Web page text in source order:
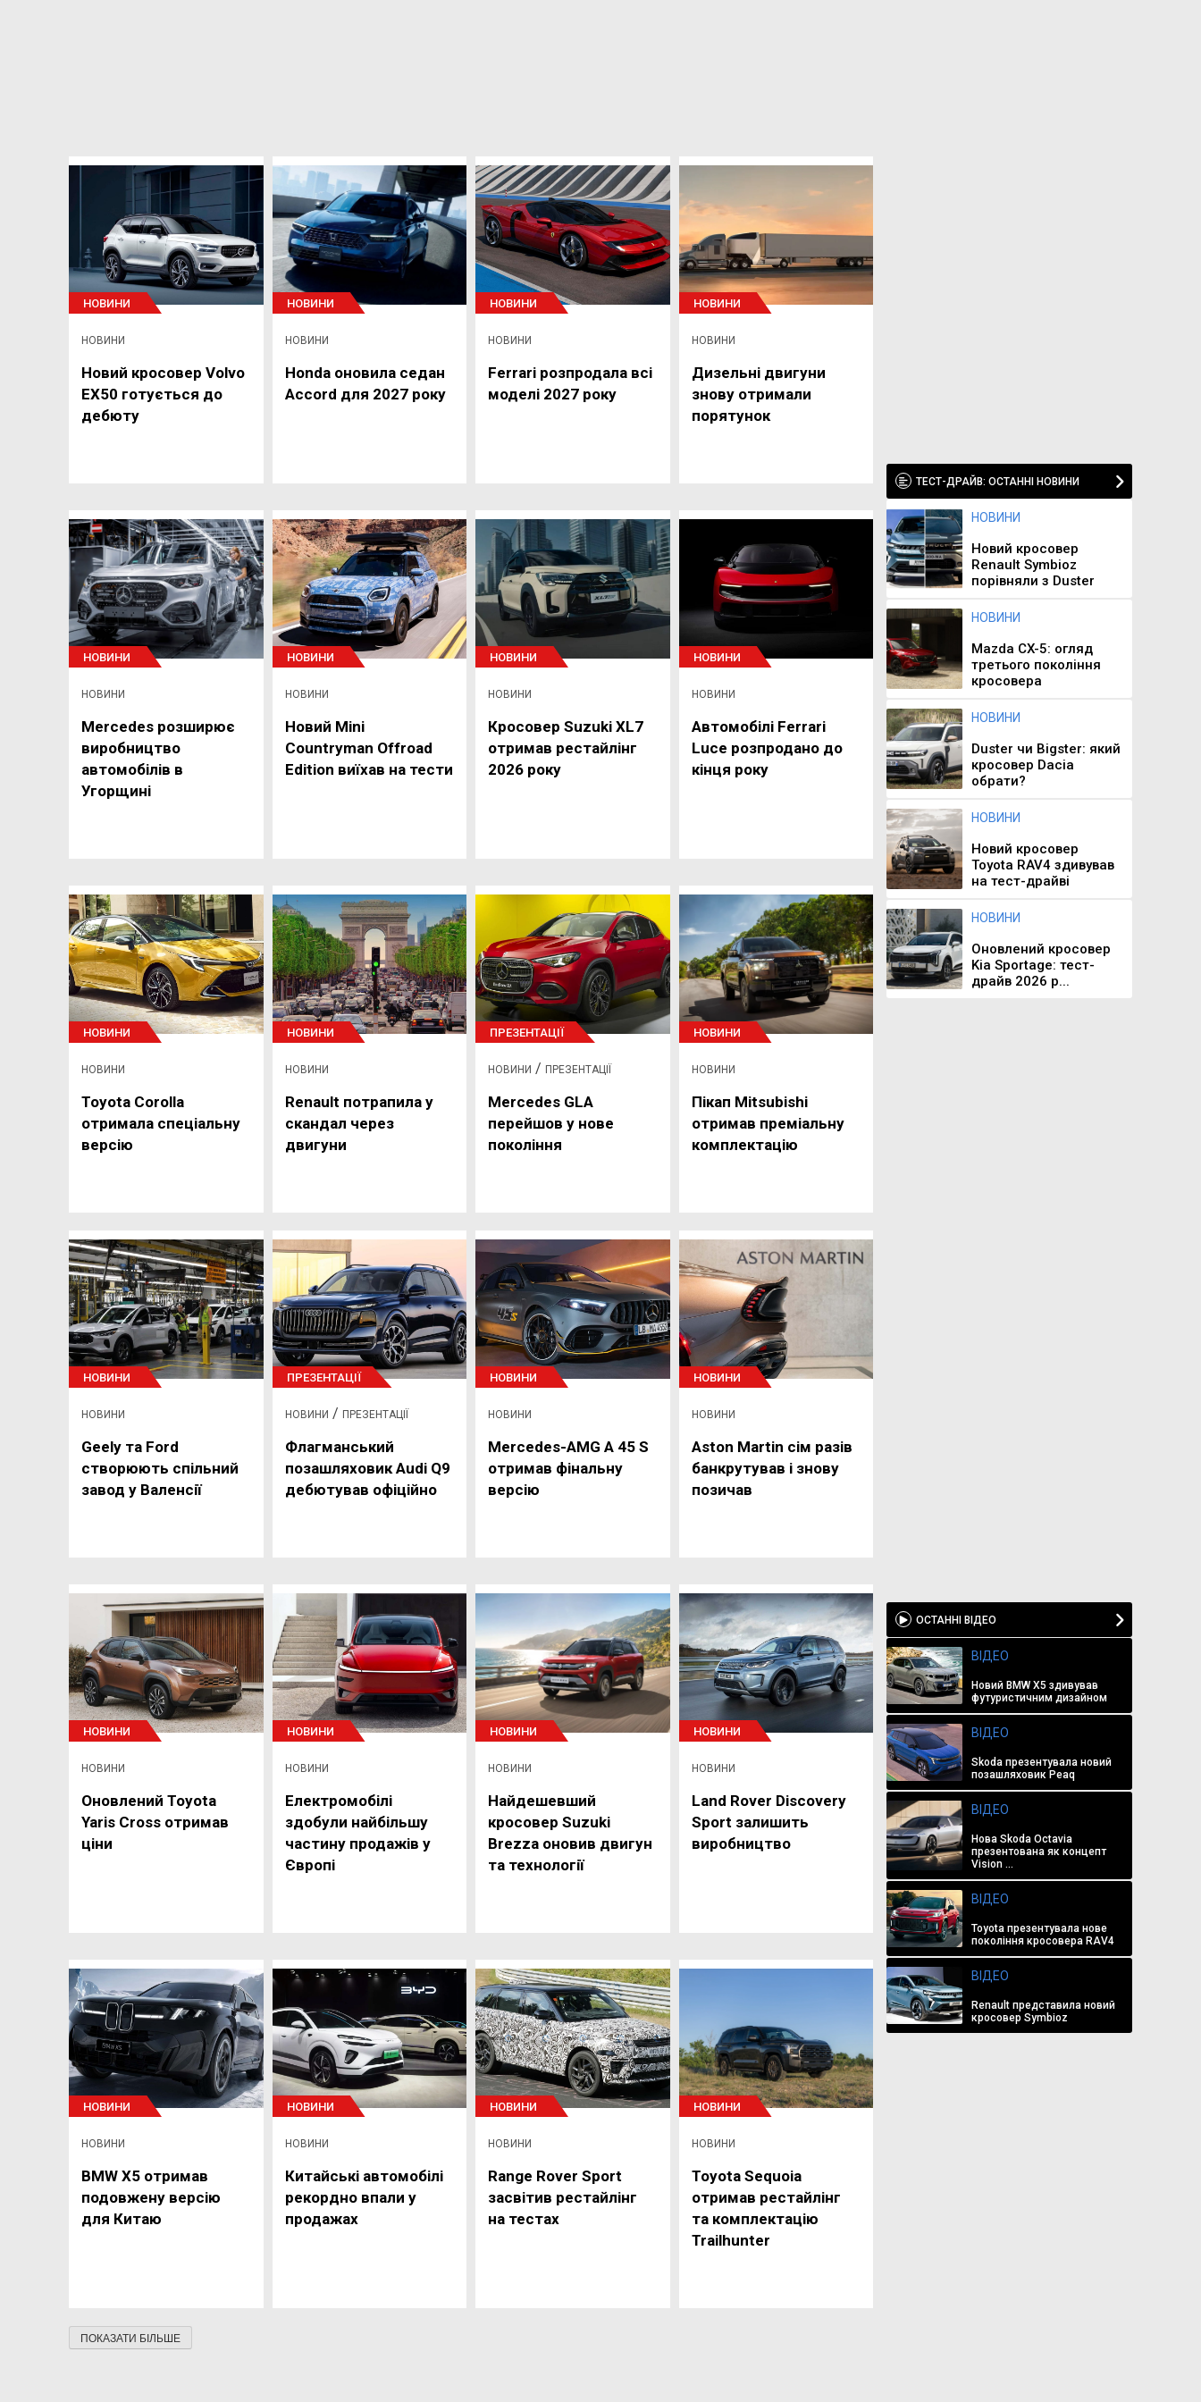
НОВИНИ
НОВИНИ
Новий кросовер Volvo
EX50 готується до
дебюту
НОВИНИ
НОВИНИ
Honda оновила седан
Accord для 2027 року
НОВИНИ
НОВИНИ
Ferrari розпродала всі
моделі 2027 року
НОВИНИ
НОВИНИ
Дизельні двигуни
знову отримали
порятунок
НОВИНИ
НОВИНИ
Mercedes розширює
виробництво
автомобілів в
Угорщині
НОВИНИ
НОВИНИ
Новий Mini
Countryman Offroad
Edition виїхав на тести
НОВИНИ
НОВИНИ
Кросовер Suzuki XL7
отримав рестайлінг
2026 року
НОВИНИ
НОВИНИ
Автомобілі Ferrari
Luce розпродано до
кінця року
НОВИНИ
НОВИНИ
Toyota Corolla
отримала спеціальну
версію
НОВИНИ
НОВИНИ
Renault потрапила у
скандал через
двигуни
ПРЕЗЕНТАЦІЇ
НОВИНИ / ПРЕЗЕНТАЦІЇ
Mercedes GLA
перейшов у нове
покоління
НОВИНИ
НОВИНИ
Пікап Mitsubishi
отримав преміальну
комплектацію
НОВИНИ
НОВИНИ
Geely та Ford
створюють спільний
завод у Валенсії
ПРЕЗЕНТАЦІЇ
НОВИНИ / ПРЕЗЕНТАЦІЇ
Флагманський
позашляховик Audi Q9
дебютував офіційно
НОВИНИ
НОВИНИ
Mercedes-AMG A 45 S
отримав фінальну
версію
НОВИНИ
НОВИНИ
Aston Martin сім разів
банкрутував і знову
позичав
НОВИНИ
НОВИНИ
Оновлений Toyota
Yaris Cross отримав
ціни
НОВИНИ
НОВИНИ
Електромобілі
здобули найбільшу
частину продажів у
Європі
НОВИНИ
НОВИНИ
Найдешевший
кросовер Suzuki
Brezza оновив двигун
та технології
НОВИНИ
НОВИНИ
Land Rover Discovery
Sport залишить
виробництво
НОВИНИ
НОВИНИ
BMW X5 отримав
подовжену версію
для Китаю
НОВИНИ
НОВИНИ
Китайські автомобілі
рекордно впали у
продажах
НОВИНИ
НОВИНИ
Range Rover Sport
засвітив рестайлінг
на тестах
НОВИНИ
НОВИНИ
Toyota Sequoia
отримав рестайлінг
та комплектацію
Trailhunter
ПОКАЗАТИ БІЛЬШЕ
ТЕСТ-ДРАЙВ: ОСТАННІ НОВИНИ
НОВИНИ
Новий кросовер
Renault Symbioz
порівняли з Duster
НОВИНИ
Mazda CX-5: огляд
третього покоління
кросовера
НОВИНИ
Duster чи Bigster: який
кросовер Dacia
обрати?
НОВИНИ
Новий кросовер
Toyota RAV4 здивував
на тест-драйві
НОВИНИ
Оновлений кросовер
Kia Sportage: тест-
драйв 2026 р...
ОСТАННІ ВІДЕО
ВІДЕО
Новий BMW X5 здивував
футуристичним дизайном
ВІДЕО
Skoda презентувала новий
позашляховик Peaq
ВІДЕО
Нова Skoda Octavia
презентована як концепт
Vision ...
ВІДЕО
Toyota презентувала нове
покоління кросовера RAV4
ВІДЕО
Renault представила новий
кросовер Symbioz